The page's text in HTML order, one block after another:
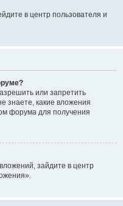
в центр пользователя и
или запретить
знаете, какие вложения
форума для получения
зайдите в центр